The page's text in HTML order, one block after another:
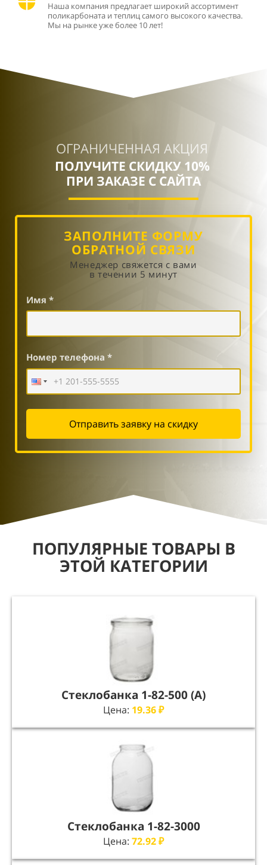
Наша компания предлагает широкий ассортимент
поликарбоната и теплиц самого высокого качества.
Мы на рынке уже более 10 лет!
ОГРАНИЧЕННАЯ АКЦИЯ
ПОЛУЧИТЕ СКИДКУ 10%
ПРИ ЗАКАЗЕ С САЙТА
ЗАПОЛНИТЕ ФОРМУ
ОБРАТНОЙ СВЯЗИ
Менеджер свяжется с вами
в течении 5 минут
Имя *
Номер телефона *
Отправить заявку на скидку
ПОПУЛЯРНЫЕ ТОВАРЫ В
ЭТОЙ КАТЕГОРИИ
Стеклобанка 1-82-500 (А)
Цена: 19.36₽
Стеклобанка 1-82-3000
Цена: 72.92₽